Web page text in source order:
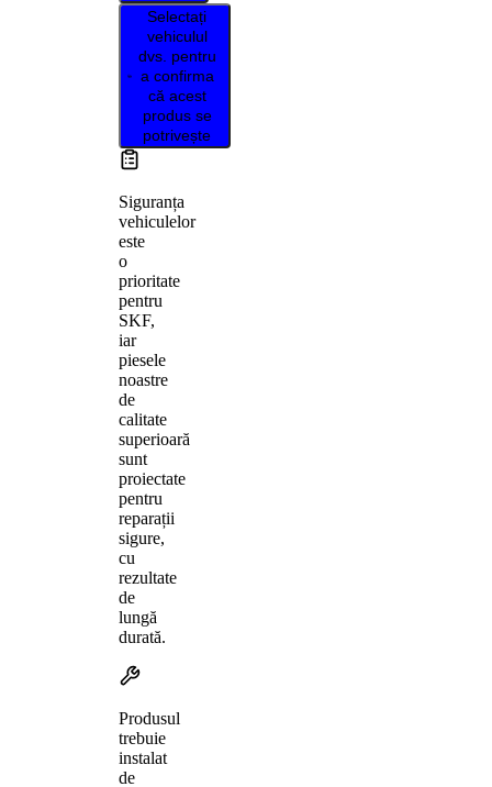
Selectați
vehiculul
dvs. pentru
a confirma
că acest
produs se
potrivește
Siguranța
vehiculelor
este
o
prioritate
pentru
SKF,
iar
piesele
noastre
de
calitate
superioară
sunt
proiectate
pentru
reparații
sigure,
cu
rezultate
de
lungă
durată.
Produsul
trebuie
instalat
de